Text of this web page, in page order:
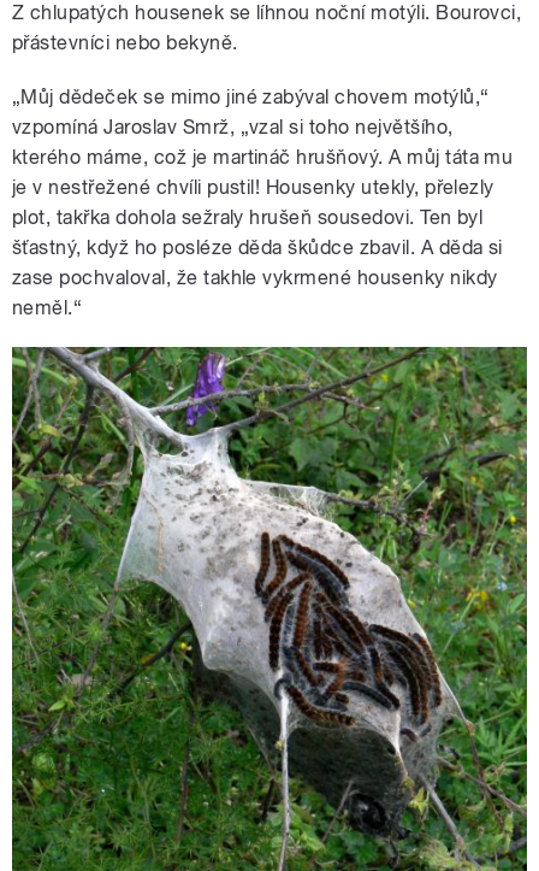
Z chlupatých housenek se líhnou noční motýli. Bourovci,
přástevníci nebo bekyně.
„Můj dědeček se mimo jiné zabýval chovem motýlů,“
vzpomíná Jaroslav Smrž, „vzal si toho největšího,
kterého máme, což je martináč hrušňový. A můj táta mu
je v nestřežené chvíli pustil! Housenky utekly, přelezly
plot, takřka dohola sežraly hrušeň sousedovi. Ten byl
šťastný, když ho posléze děda škůdce zbavil. A děda si
zase pochvaloval, že takhle vykrmené housenky nikdy
neměl.“